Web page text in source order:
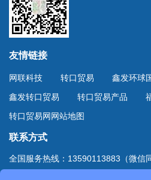
友情链接
网联科技 转口贸易 鑫发环球
鑫发转口贸易
转口贸易产品
转口贸易网网站地图
联系方式
全国服务热线：13590113883（微信